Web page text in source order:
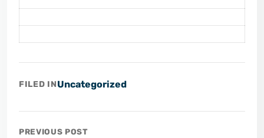
FILED INUncategorized
PREVIOUS POST